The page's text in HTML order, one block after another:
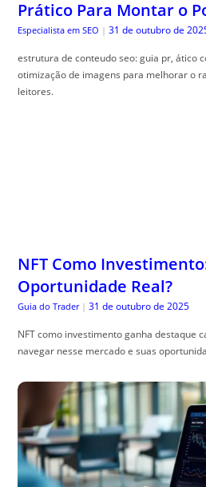
Prático Para Montar o
Especialista em SEO | 31 de outubro de
estrutura de conteudo seo: guia pr, ático
otimização de imagens para melhorar o
leitores.
NFT Como
Oportunidade Real?
Guia do Trader | 31 de outubro de 2025
NFT como investimento ganha destaque
navegar nesse mercado e suas